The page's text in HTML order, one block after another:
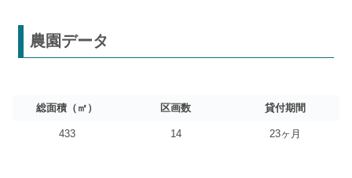
農園データ
総面積（㎡） 区画数 貸付期間
433 14 23ヶ月